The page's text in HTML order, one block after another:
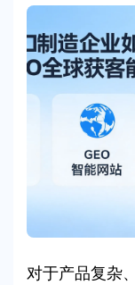
对于产品复杂